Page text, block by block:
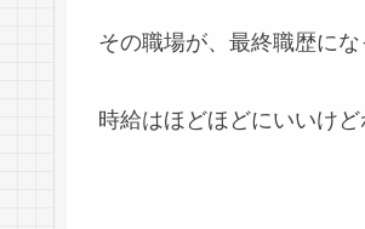
その職場が、最終職歴に
時給はほどほどにいいけ